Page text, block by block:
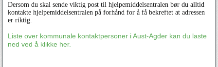
Dersom du skal sende viktig post til hjelpemiddelsentralen bør du alltid
kontakte hjelpemiddelsentralen på forhånd for å få bekreftet at adressen
er riktig.
Liste over kommunale kontaktpersoner i Aust-Agder kan du laste
ned ved å klikke her.